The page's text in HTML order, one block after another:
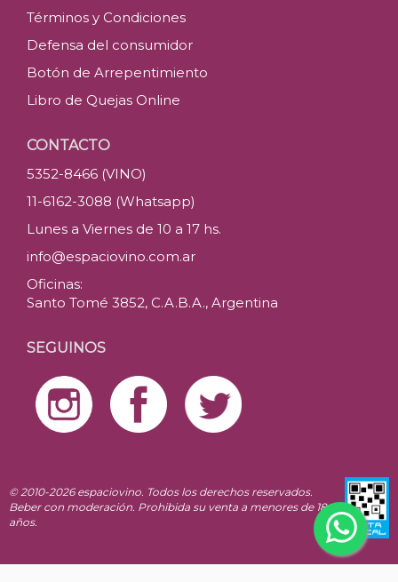
Términos y Condiciones
Defensa del consumidor
Botón de Arrepentimiento
Libro de Quejas Online
CONTACTO
5352-8466 (VINO)
11-6162-3088 (Whatsapp)
Lunes a Viernes de 10 a 17 hs.
info@espaciovino.com.ar
Oficinas:
Santo Tomé 3852, C.A.B.A., Argentina
SEGUINOS
© 2010-2026 espaciovino. Todos los derechos reservados.
Beber con moderación. Prohibida su venta a menores de 18
años.